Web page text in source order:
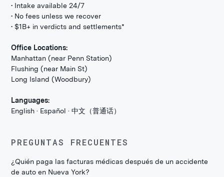
• Intake available 24/7
• No fees unless we recover
• $1B+ in verdicts and settlements*
Office Locations:
Manhattan (near Penn Station)
Flushing (near Main St)
Long Island (Woodbury)
Languages:
English · Español · 中文（普通话）
PREGUNTAS FRECUENTES
¿Quién paga las facturas médicas después de un accidente
de auto en Nueva York?